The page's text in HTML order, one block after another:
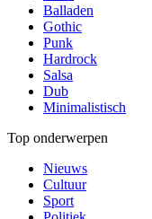
Balladen
Gothic
Punk
Hardrock
Salsa
Dub
Minimalistisch
Top onderwerpen
Nieuws
Cultuur
Sport